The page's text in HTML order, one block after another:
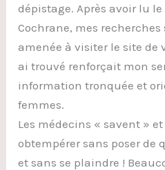
dépistage. Après avoir lu
Cochrane, mes recherches
amenée à visiter le site de
ai trouvé renforçait mon
information tronquée et
femmes.
Les médecins « savent »
obtempérer sans poser de
et sans se plaindre !